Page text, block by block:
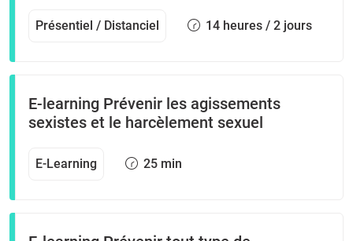
Présentiel / Distanciel 14 heures / 2 jours
E-learning Prévenir les agissements
sexistes et le harcèlement sexuel
E-Learning 25 min